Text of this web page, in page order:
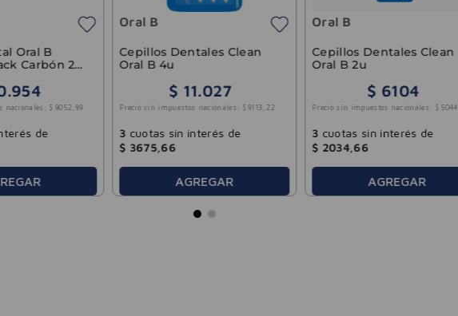
Oral B
Carbón 2
.954
nacionales: $ 9052 89
de
Oral B
Cepillos Dentales Clean
Oral B 4u
$ 11.027
Precio sin impuestos nacionales: $ 9113 22
3 cuotas sin interés de
$ 3675,66
AGREGAR
Oral B
Cepillos Dentales Clean
Oral B 2u
$ 6104
Precio sin impuestos nacionales: $ 5044
3 cuotas sin interés de
$ 2034,66
AGREGAR